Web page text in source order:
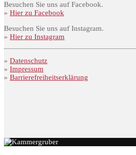
Besuchen Sie uns auf Facebook.
» Hier zu Facebook
Besuchen Sie uns auf Instagram.
» Hier zu Instagram
» Datenschutz
» Impressum
» Barrierefreiheitserklärung